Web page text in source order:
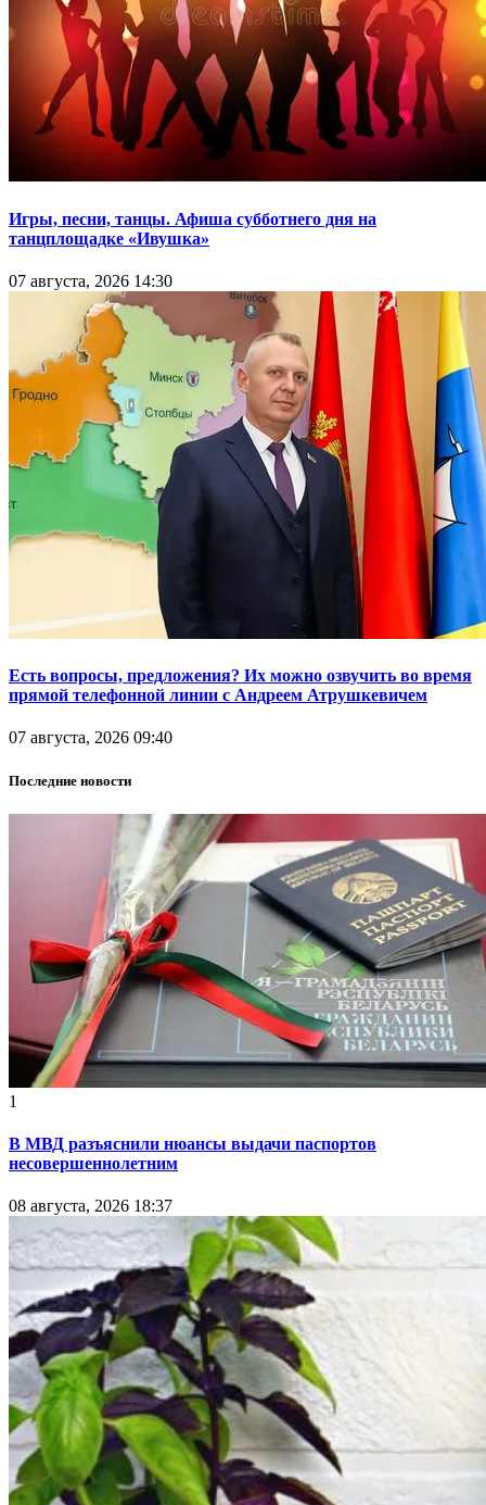
Игры, песни, танцы. Афиша субботнего дня на
танцплощадке «Ивушка»
07 августа, 2026 14:30
Есть вопросы, предложения? Их можно озвучить во время
прямой телефонной линии с Андреем Атрушкевичем
07 августа, 2026 09:40
Последние новости
1
В МВД разъяснили нюансы выдачи паспортов
несовершеннолетним
08 августа, 2026 18:37